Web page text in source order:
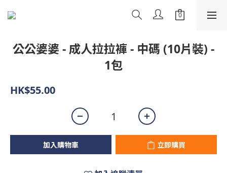
公公婆婆 - 成人拉拉褲 - 中碼 (10片裝) -
1包
HK$55.00
加入購物車 立即購買